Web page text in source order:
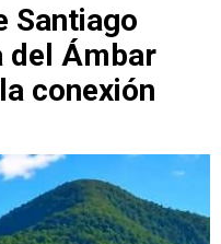
Santiago
del Ámbar
conexión